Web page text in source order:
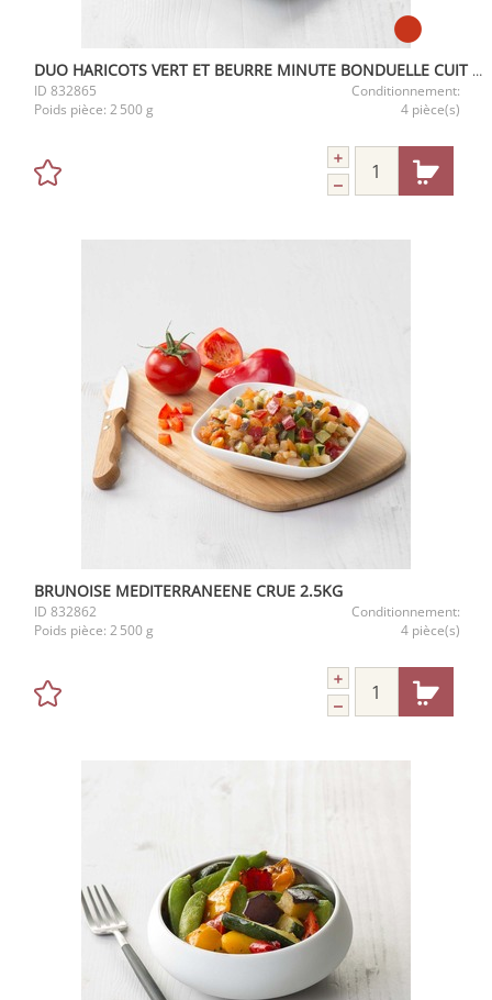
DUO HARICOTS VERT ET BEURRE MINUTE BONDUELLE CUIT A LA VAPEUR
ID 832865
Conditionnement:
Poids pièce: 2 500 g 4 pièce(s)
BRUNOISE MEDITERRANEENE CRUE 2.5KG
ID 832862
Conditionnement:
Poids pièce: 2 500 g 4 pièce(s)